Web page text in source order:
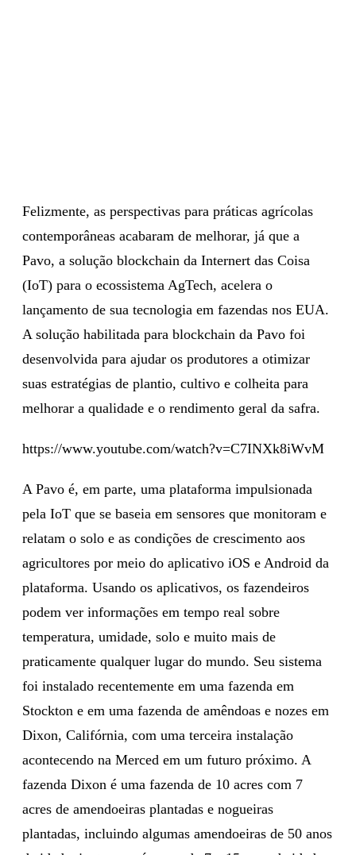
Felizmente, as perspectivas para práticas agrícolas
contemporâneas acabaram de melhorar, já que a
Pavo, a solução blockchain da Internert das Coisa
(IoT) para o ecossistema AgTech, acelera o
lançamento de sua tecnologia em fazendas nos EUA.
A solução habilitada para blockchain da Pavo foi
desenvolvida para ajudar os produtores a otimizar
suas estratégias de plantio, cultivo e colheita para
melhorar a qualidade e o rendimento geral da safra.
https://www.youtube.com/watch?v=C7INXk8iWvM
A Pavo é, em parte, uma plataforma impulsionada
pela IoT que se baseia em sensores que monitoram e
relatam o solo e as condições de crescimento aos
agricultores por meio do aplicativo iOS e Android da
plataforma. Usando os aplicativos, os fazendeiros
podem ver informações em tempo real sobre
temperatura, umidade, solo e muito mais de
praticamente qualquer lugar do mundo. Seu sistema
foi instalado recentemente em uma fazenda em
Stockton e em uma fazenda de amêndoas e nozes em
Dixon, Califórnia, com uma terceira instalação
acontecendo na Merced em um futuro próximo. A
fazenda Dixon é uma fazenda de 10 acres com 7
acres de amendoeiras plantadas e nogueiras
plantadas, incluindo algumas amendoeiras de 50 anos